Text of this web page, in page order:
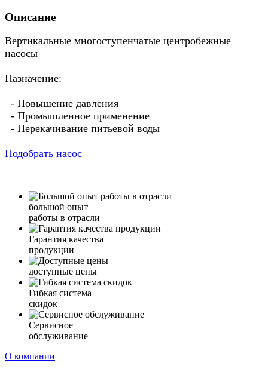
Описание
Вертикальные многоступенчатые центробежные
насосы
Назначение:
- Повышение давления
- Промышленное применение
- Перекачивание питьевой воды
Подобрать насос
большой опыт
работы в отрасли
Гарантия качества
продукции
доступные цены
Гибкая система
скидок
Сервисное
обслуживание
О компании